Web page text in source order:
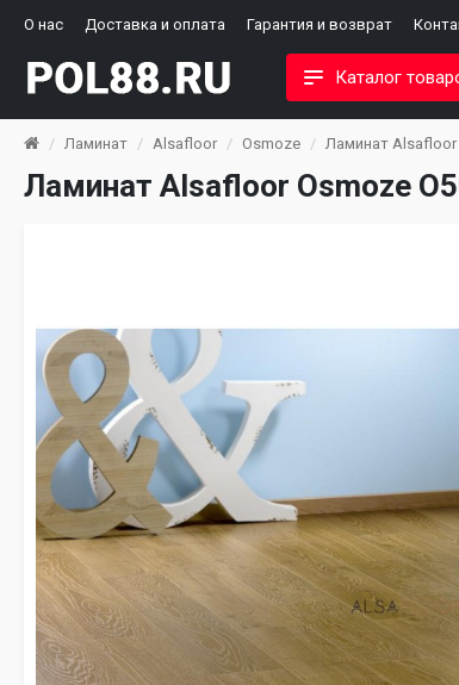
О нас Доставка и оплата Гарантия и возврат
Каталог
Ламинат Alsafloor Osmoze Ламинат Alsafloor
Ламинат Alsafloor Osmoze